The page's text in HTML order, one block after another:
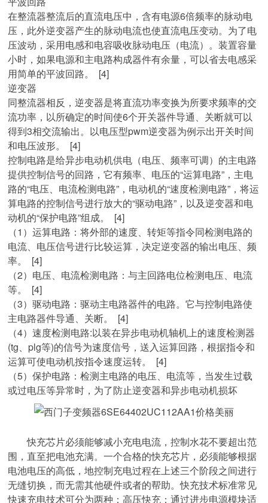
在整流器整流后的直流电压中，含有电源6倍频率的脉动电
压，此外逆变器产生的脉动电流也使直流电压变动。为了电
压波动，采用电感和电容吸收脉动电压（电流）。装置容量
小时，如果电源和主电路构成器件有余量，可以省去电感采
用简单的平波回路。 [4]
逆变器
同整流器相反，逆变器是将直流功率变换为所要求频率的交
流功率，以所确定的时间使6个开关器件导通、关断就可以
得到3相交流输出。以电压型pwm逆变器为例示出开关时间
和电压波形。 [4]
控制电路是给异步电动机供电（电压、频率可调）的主电路
提供控制信号的回路，它有频率、电压的“运算电路”，主电
路的“电压、电流检测电路”，电动机的“速度检测电路”，将运
算电路的控制信号进行放大的“驱动电路”，以及逆变器和电
动机的“保护电路”组成。 [4]
（1）运算电路：将外部的速度、转矩等指令同检测电路的
电流、电压信号进行比较运算，决定逆变器的输出电压、频
率。 [4]
（2）电压、电流检测电路：与主回路电位检测电压、电流
等。 [4]
（3）驱动电路：驱动主电路器件的电路。它与控制电路使
主电路器件导通、关断。 [4]
（4）速度检测电路:以装在异步电动机轴机上的速度检测器
(tg、plg等)的信号为速度信号，送入运算回路，根据指令和
运算可使电动机按指令速度运转。 [4]
（5）保护电路：检测主电路的电压、电流等，当发生过载
或过电压等异常时，为了防止逆变器和异步电动机损坏
快充芯片必须能够减小充电电流，控制水花不要超出范
围，直至把电池充满。一个合格的快充芯片，必须能够根据
电池电压的高低，地控制充电过程在上述三个阶段之间进行
无缝切换，而无需其他硬件或者的帮助。快充技术标准常见
快速充电技术可分为两种：高压快充：通过进步电源模块适